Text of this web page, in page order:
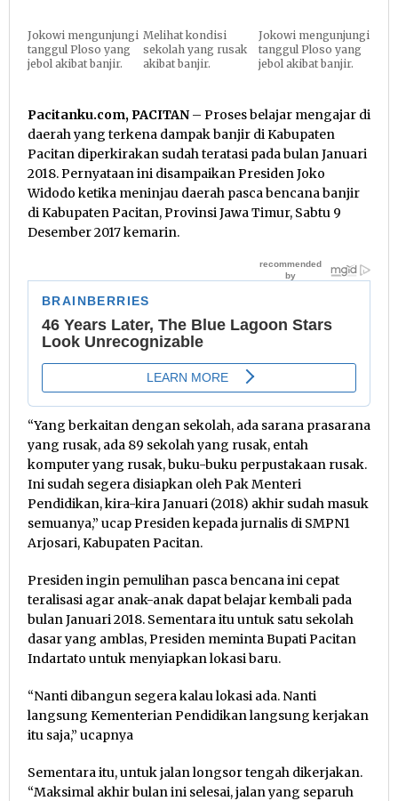
Jokowi mengunjungi
tanggul Ploso yang
jebol akibat banjir.
Melihat kondisi
sekolah yang rusak
akibat banjir.
Jokowi mengunjungi
tanggul Ploso yang
jebol akibat banjir.
Pacitanku.com, PACITAN – Proses belajar mengajar di
daerah yang terkena dampak banjir di Kabupaten
Pacitan diperkirakan sudah teratasi pada bulan Januari
2018. Pernyataan ini disampaikan Presiden Joko
Widodo ketika meninjau daerah pasca bencana banjir
di Kabupaten Pacitan, Provinsi Jawa Timur, Sabtu 9
Desember 2017 kemarin.
“Yang berkaitan dengan sekolah, ada sarana prasarana
yang rusak, ada 89 sekolah yang rusak, entah
komputer yang rusak, buku-buku perpustakaan rusak.
Ini sudah segera disiapkan oleh Pak Menteri
Pendidikan, kira-kira Januari (2018) akhir sudah masuk
semuanya,” ucap Presiden kepada jurnalis di SMPN1
Arjosari, Kabupaten Pacitan.
Presiden ingin pemulihan pasca bencana ini cepat
teralisasi agar anak-anak dapat belajar kembali pada
bulan Januari 2018. Sementara itu untuk satu sekolah
dasar yang amblas, Presiden meminta Bupati Pacitan
Indartato untuk menyiapkan lokasi baru.
“Nanti dibangun segera kalau lokasi ada. Nanti
langsung Kementerian Pendidikan langsung kerjakan
itu saja,” ucapnya
Sementara itu, untuk jalan longsor tengah dikerjakan.
“Maksimal akhir bulan ini selesai, jalan yang separuh